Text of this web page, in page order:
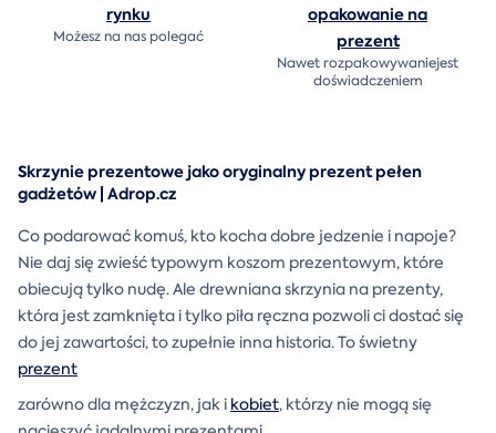
rynku
Możesz na nas polegać
opakowanie na
prezent
Nawet rozpakowywaniejest
doświadczeniem
Skrzynie prezentowe jako oryginalny prezent pełen
gadżetów | Adrop.cz
Co podarować komuś, kto kocha dobre jedzenie i napoje?
Nie daj się zwieść typowym koszom prezentowym, które
obiecują tylko nudę. Ale drewniana skrzynia na prezenty,
która jest zamknięta i tylko piła ręczna pozwoli ci dostać się
do jej zawartości, to zupełnie inna historia. To świetny
prezent
zarówno dla mężczyzn, jak i kobiet, którzy nie mogą się